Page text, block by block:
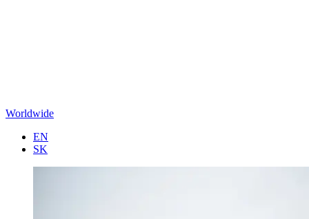
Worldwide
EN
SK